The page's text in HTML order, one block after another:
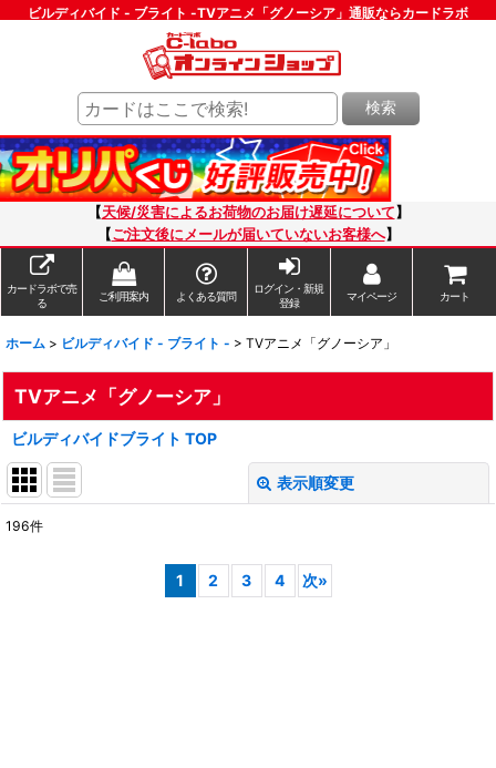
ビルディバイド - ブライト -TVアニメ「グノーシア」通販ならカードラボ
検索
【天候/災害によるお荷物のお届け遅延について 】
【ご注文後にメールが届いていないお客様へ】
カードラボで売
る
ご利用案内 よくある質問
ログイン・新規
登録
マイページ カート
ホーム > ビルディバイド - ブライト - > TVアニメ「グノーシア」
TVアニメ「グノーシア」
ビルディバイドブライト TOP
表示順変更
196件
1 2 3 4 次»